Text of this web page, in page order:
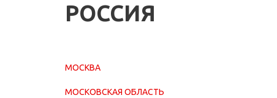
РОССИЯ
МОСКВА
МОСКОВСКАЯ ОБЛАСТЬ